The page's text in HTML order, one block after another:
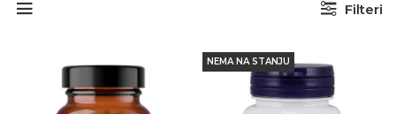
Filteri
NEMA NA STANJU